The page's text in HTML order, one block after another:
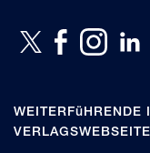
WEITERFüHRENDE
VERLAGSWEBSEITE